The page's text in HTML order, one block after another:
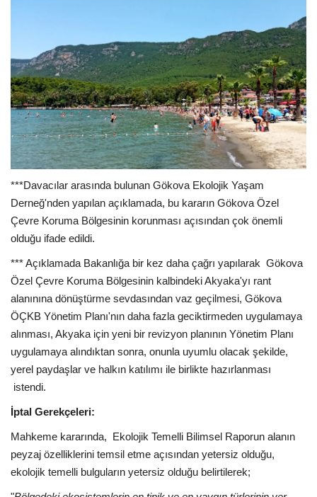
***Davacılar arasında bulunan Gökova Ekolojik Yaşam
Derneğ'nden yapılan açıklamada, bu kararın Gökova Özel
Çevre Koruma Bölgesinin korunması açısından çok önemli
olduğu ifade edildi.
*** Açıklamada Bakanlığa bir kez daha çağrı yapılarak Gökova
Özel Çevre Koruma Bölgesinin kalbindeki Akyaka'yı rant
alanınına dönüştürme sevdasından vaz geçilmesi, Gökova
ÖÇKB Yönetim Planı'nın daha fazla geciktirmeden uygulamaya
alınması, Akyaka için yeni bir revizyon planının Yönetim Planı
uygulamaya alındıktan sonra, onunla uyumlu olacak şekilde,
yerel paydaşlar ve halkın katılımı ile birlikte hazırlanması
istendi.
İptal Gerekçeleri:
Mahkeme kararında, Ekolojik Temelli Bilimsel Raporun alanın
peyzaj özelliklerini temsil etme açısından yetersiz olduğu,
ekolojik temelli bulguların yetersiz olduğu belirtilerek;